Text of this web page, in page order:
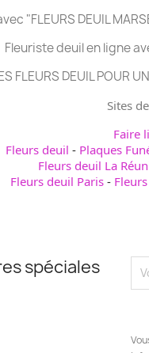
"FLEURS DEUIL
Fleuriste deuil en ligne
FLEURS DEUIL POUR
Sites
Faire
Fleurs deuil - Plaques
Fleurs deuil La
Fleurs deuil Paris-
spéciales